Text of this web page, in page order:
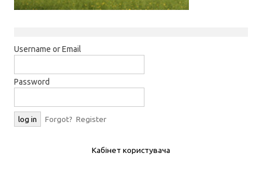
Username or Email
Password
Forgot? Register
Кабінет користувача